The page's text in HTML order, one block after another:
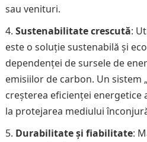
sau venituri.
Sustenabilitate crescută:
este o soluție sustenabilă și
dependenței de sursele de
emisiilor de carbon. Un sistem
creșterea eficienței energetice
la protejarea mediului
Durabilitate și fiabilitate: